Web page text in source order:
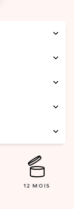
12 MOIS